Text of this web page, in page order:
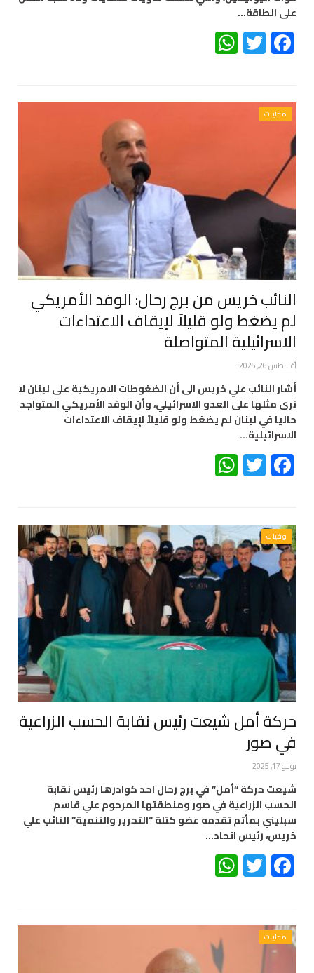
على الطاقة…
Facebook
Twitter
محليات
النائب خريس من برج رحال: الوفد الأمريكي
لم يضغط ولو قليلاً لإيقاف الاعتداءات
الاسرائيلية المتواصلة
أغسطس 26, 2025
أشار النائب علي خريس الى أن الضغوطات الامريكية على لبنان لا
نرى مثلها على العدو الاسرائيلي، وأن الوفد الأمريكي المتواجد
حاليا في لبنان لم يضغط ولو قليلاً لإيقاف الاعتداءات
الاسرائيلية…
Facebook
Twitter
وفيات
حركة أمل شيعت رئيس نقابة الحسب الزراعية
في صور
يوليو 17, 2025
شيعت حركة “أمل” في برج رحال احد كوادرها رئيس نقابة
الحسب الزراعية في صور ومنطقتها المرحوم علي قاسم
سبليني بمأتم تقدمه عضو كتلة “التحرير والتنمية” النائب علي
خريس، رئيس اتحاد…
Facebook
Twitter
محليات